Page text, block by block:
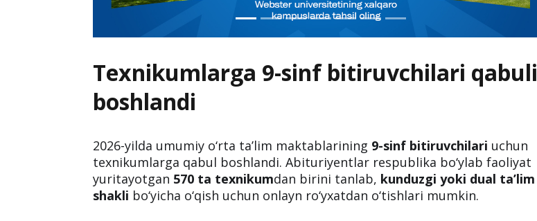
Texnikumlarga 9-sinf bitiruvchilari qabuli
boshlandi
2026-yilda umumiy o‘rta ta’lim maktablarining 9-sinf bitiruvchilari uchun
texnikumlarga qabul boshlandi. Abituriyentlar respublika bo‘ylab faoliyat
yuritayotgan 570 ta texnikumdan birini tanlab, kunduzgi yoki dual ta’lim
shakli bo‘yicha o‘qish uchun onlayn ro‘yxatdan o‘tishlari mumkin.